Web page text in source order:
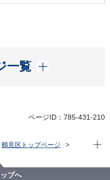
一覧
く
ページID：785-431-210
鶴見区トップページ
現在
プへ